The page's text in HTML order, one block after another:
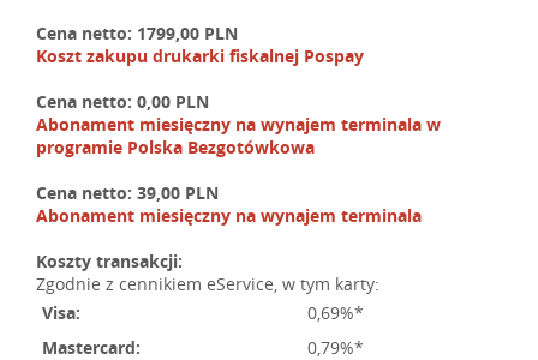
Cena netto: 1799,00 PLN
Koszt zakupu drukarki fiskalnej Pospay
Cena netto: 0,00 PLN
Abonament miesięczny na wynajem terminala w
programie Polska Bezgotówkowa
Cena netto: 39,00 PLN
Abonament miesięczny na wynajem terminala
Koszty transakcji:
Zgodnie z cennikiem eService, w tym karty:
Visa:
0,69%*
Mastercard:
0,79%*